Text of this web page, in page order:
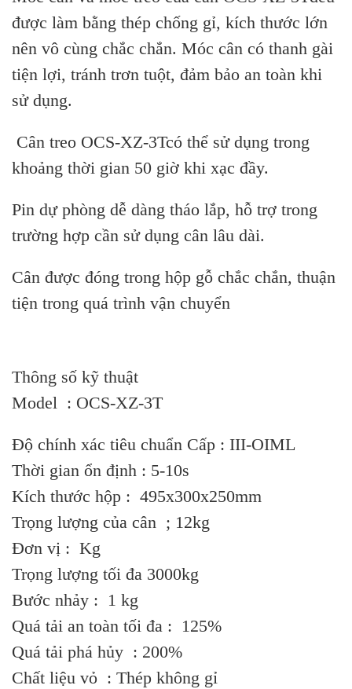
được làm bằng thép chống gỉ, kích thước lớn
nên vô cùng chắc chắn. Móc cân có thanh gài
tiện lợi, tránh trơn tuột, đảm bảo an toàn khi
sử dụng.
Cân treo OCS-XZ-3Tcó thể sử dụng trong
khoảng thời gian 50 giờ khi xạc đầy.
Pin dự phòng dễ dàng tháo lắp, hỗ trợ trong
trường hợp cần sử dụng cân lâu dài.
Cân được đóng trong hộp gỗ chắc chắn, thuận
tiện trong quá trình vận chuyển
Thông số kỹ thuật
Model : OCS-XZ-3T
Độ chính xác tiêu chuẩn Cấp : III-OIML
Thời gian ổn định : 5-10s
Kích thước hộp : 495x300x250mm
Trọng lượng của cân ; 12kg
Đơn vị : Kg
Trọng lượng tối đa 3000kg
Bước nhảy : 1 kg
Quá tải an toàn tối đa : 125%
Quá tải phá hủy : 200%
Chất liệu vỏ : Thép không gỉ